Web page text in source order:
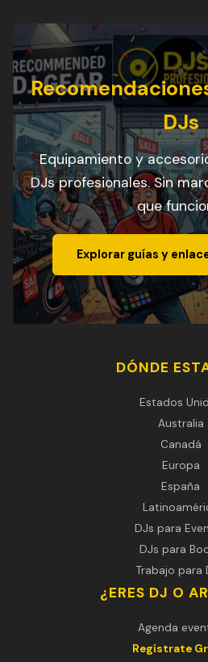
DJs
Equipamiento y
DJs profesionales. Sin
que
Explorar guías y
DÓNDE
Estados
Australia
Canadá
Europa
España
DJs para
DJs para
Trabajo para
¿ERES DJ O
Agenda
Regístrate